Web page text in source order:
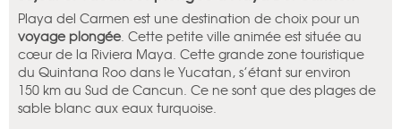
Playa del Carmen est une destination de choix pour un
voyage plongée. Cette petite ville animée est située au
cœur de la Riviera Maya. Cette grande zone touristique
du Quintana Roo dans le Yucatan, s’étant sur environ
150 km au Sud de Cancun. Ce ne sont que des plages de
sable blanc aux eaux turquoise.